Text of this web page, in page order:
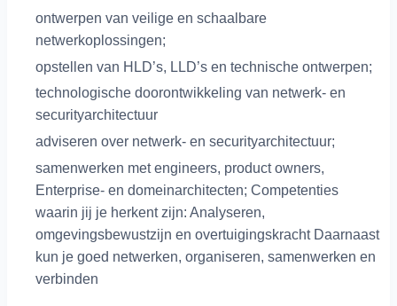
ontwerpen van veilige en schaalbare
netwerkoplossingen;
opstellen van HLD’s, LLD’s en technische ontwerpen;
technologische doorontwikkeling van netwerk- en
securityarchitectuur
adviseren over netwerk- en securityarchitectuur;
samenwerken met engineers, product owners,
Enterprise- en domeinarchitecten; Competenties
waarin jij je herkent zijn: Analyseren,
omgevingsbewustzijn en overtuigingskracht Daarnaast
kun je goed netwerken, organiseren, samenwerken en
verbinden